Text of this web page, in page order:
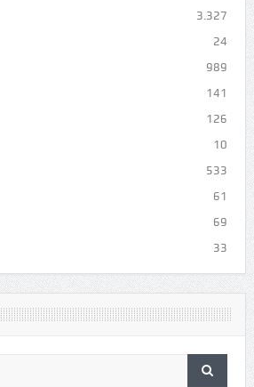
3.327
24
989
141
126
10
533
61
69
33